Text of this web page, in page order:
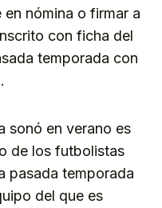
nómina o firmar a
con ficha del
temporada con
sonó en verano es
de los futbolistas
pasada temporada
del que es